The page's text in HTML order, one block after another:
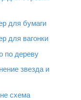
для бумаги
для вагонки
по дереву
звезда и
схема